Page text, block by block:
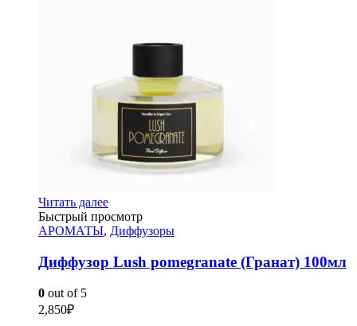
Читать далее
Быстрый просмотр
АРОМАТЫ, Диффузоры
Диффузор Lush pomegranate (Гранат) 100мл
0 out of 5
2,850₽